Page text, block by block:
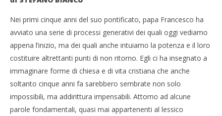
Nei primi cinque anni del suo pontificato, papa Francesco ha
avviato una serie di processi generativi dei quali oggi vediamo
appena l’inizio, ma dei quali anche intuiamo la potenza e il loro
costituire altrettanti punti di non ritorno. Egli ci ha insegnato a
immaginare forme di chiesa e di vita cristiana che anche
soltanto cinque anni fa sarebbero sembrate non solo
impossibili, ma addirittura impensabili. Attorno ad alcune
parole fondamentali, quasi mai appartenenti al lessico